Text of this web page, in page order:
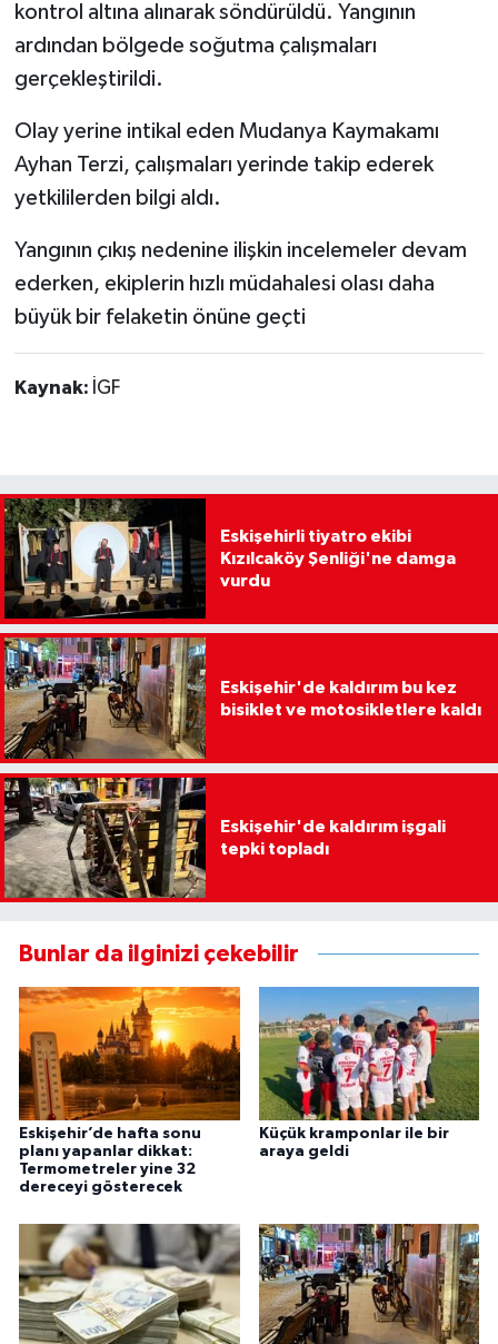
kontrol altına alınarak söndürüldü. Yangının
ardından bölgede soğutma çalışmaları
gerçekleştirildi.
Olay yerine intikal eden Mudanya Kaymakamı
Ayhan Terzi, çalışmaları yerinde takip ederek
yetkililerden bilgi aldı.
Yangının çıkış nedenine ilişkin incelemeler devam
ederken, ekiplerin hızlı müdahalesi olası daha
büyük bir felaketin önüne geçti
Kaynak: İGF
Eskişehirli tiyatro ekibi
Kızılcaköy Şenliği'ne damga
vurdu
Eskişehir'de kaldırım bu kez
bisiklet ve motosikletlere kaldı
Eskişehir'de kaldırım işgali
tepki topladı
Bunlar da ilginizi çekebilir
Eskişehir’de hafta sonu
planı yapanlar dikkat:
Termometreler yine 32
dereceyi gösterecek
Küçük kramponlar ile bir
araya geldi